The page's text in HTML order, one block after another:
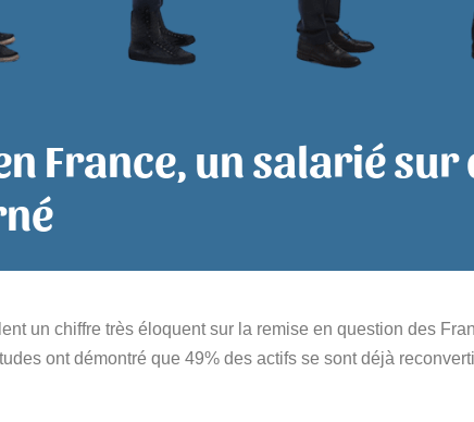
France, un salarié sur
un chiffre très éloquent sur la remise en question des
ont démontré que 49% des actifs se sont déjà